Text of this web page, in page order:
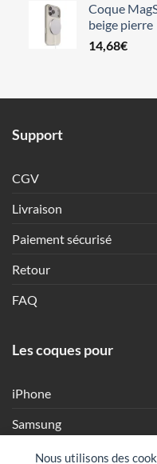
Nous utilisons des
Coque
beige pierre
14,68€
Support
CGV
Livraison
Paiement sécurisé
Retour
FAQ
Les coques pour
iPhone
Samsung
Xiaomi